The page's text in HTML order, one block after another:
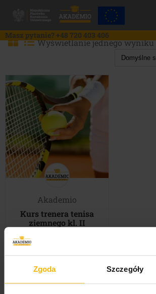
Zgoda Szczegóły
Masz pytanie? +48 720 403 406
Wyświetlanie jednego wyniku
Akademio
Kurs trenera tenisa
ziemnego kl. II
696
cena
Aktualna
cena